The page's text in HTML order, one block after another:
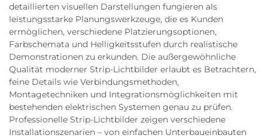
detaillierten visuellen Darstellungen fungieren als
leistungsstarke Planungswerkzeuge, die es Kunden
ermöglichen, verschiedene Platzierungsoptionen,
Farbschemata und Helligkeitsstufen durch realistische
Demonstrationen zu erkunden. Die außergewöhnliche
Qualität moderner Strip-Lichtbilder erlaubt es Betrachtern,
feine Details wie Verbindungsmethoden,
Montagetechniken und Integrationsmöglichkeiten mit
bestehenden elektrischen Systemen genau zu prüfen.
Professionelle Strip-Lichtbilder zeigen verschiedene
Installationszenarien – von einfachen Unterbaueinbauten